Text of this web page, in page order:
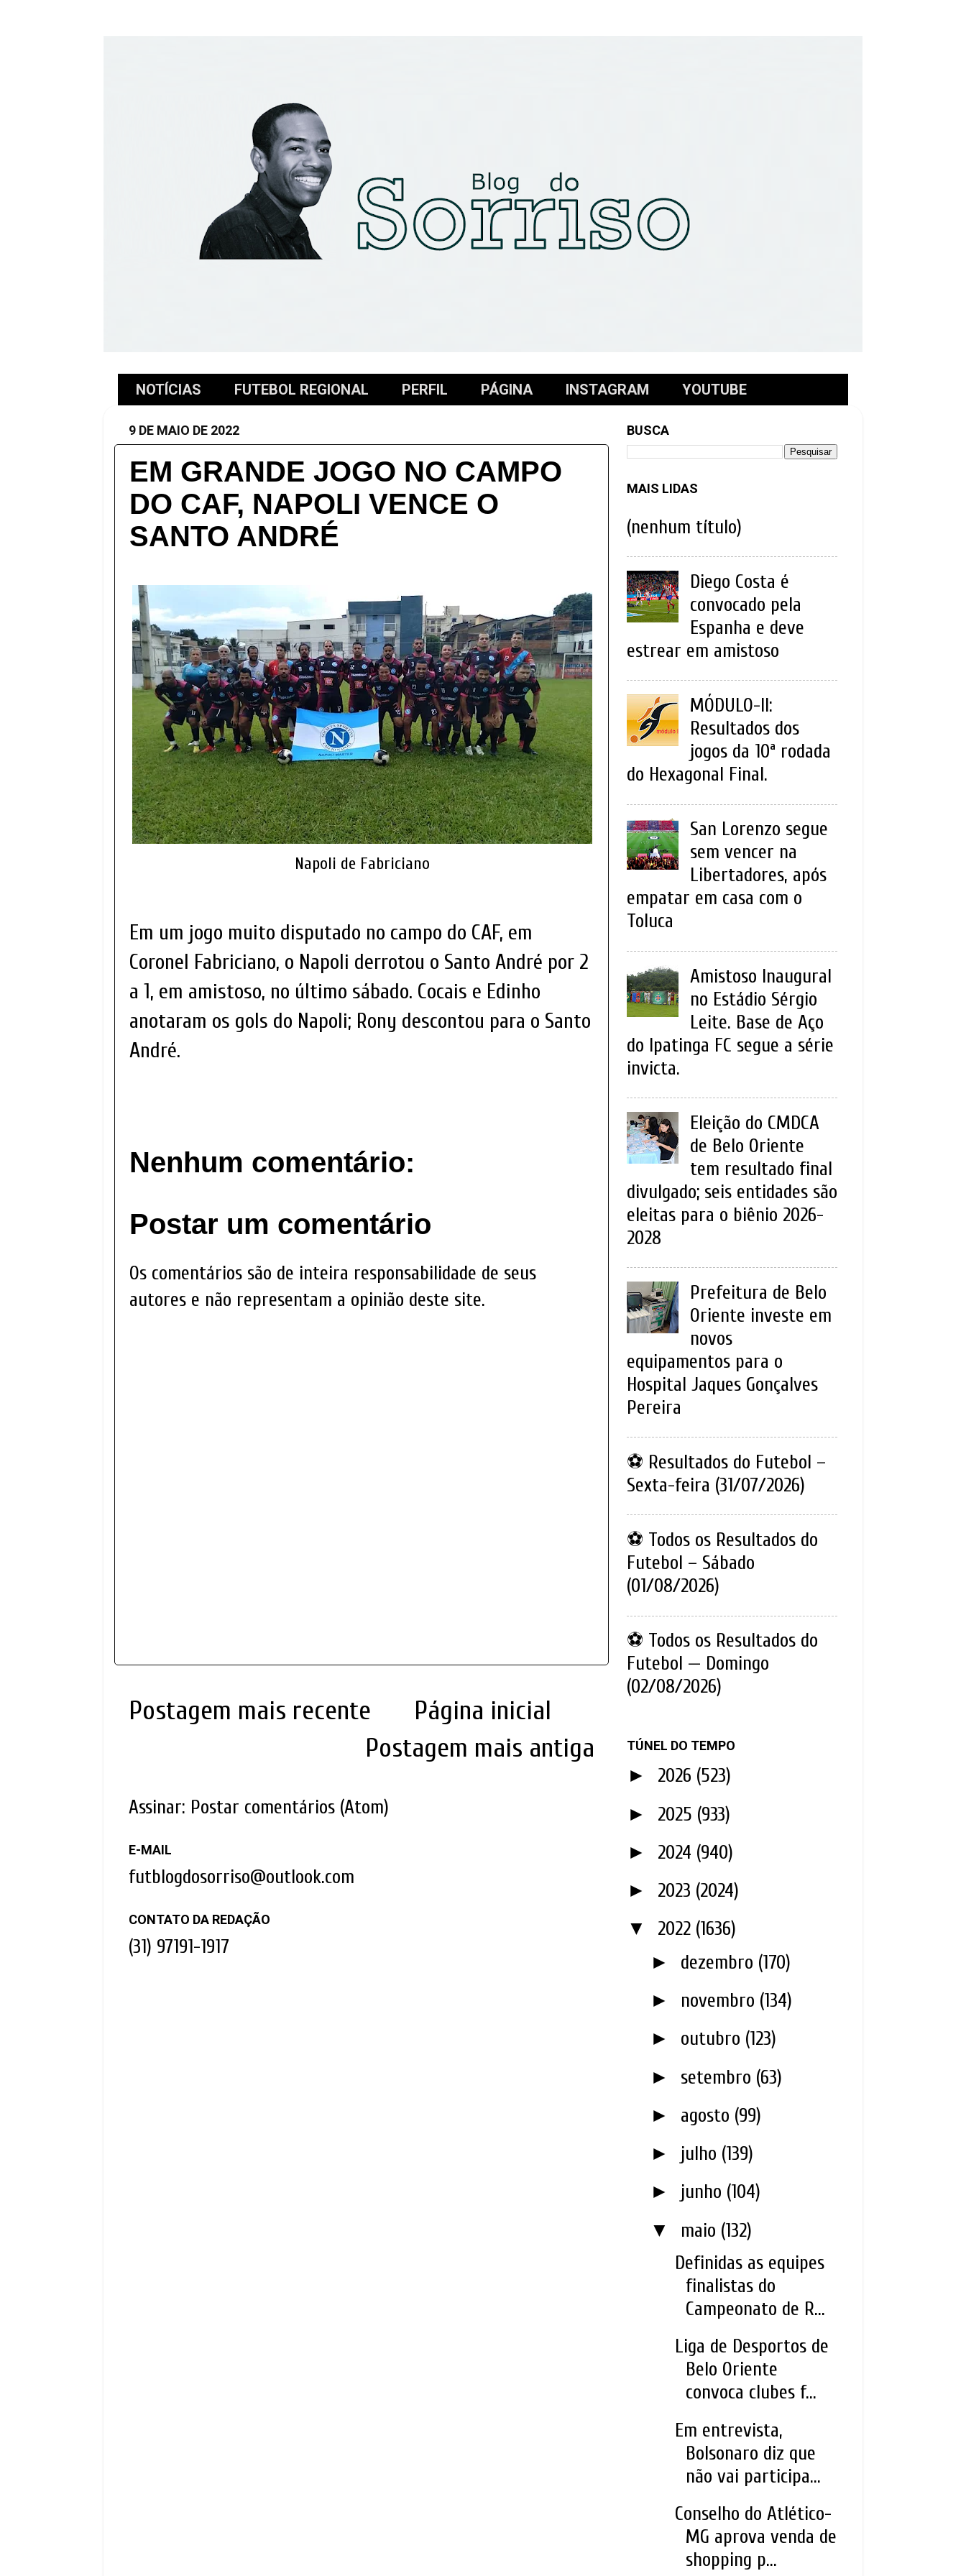
NOTÍCIAS FUTEBOL REGIONAL PERFIL PÁGINA INSTAGRAM YOUTUBE
9 DE MAIO DE 2022
EM GRANDE JOGO NO CAMPO
DO CAF, NAPOLI VENCE O
SANTO ANDRÉ
Napoli de Fabriciano
Em um jogo muito disputado no campo do CAF, em
Coronel Fabriciano, o Napoli derrotou o Santo André por 2
a 1, em amistoso, no último sábado. Cocais e Edinho
anotaram os gols do Napoli; Rony descontou para o Santo
André.
Nenhum comentário:
Postar um comentário
Os comentários são de inteira responsabilidade de seus
autores e não representam a opinião deste site.
Postagem mais recente
Postagem mais antiga
Página inicial
Assinar: Postar comentários (Atom)
E-MAIL
futblogdosorriso@outlook.com
CONTATO DA REDAÇÃO
(31) 97191-1917
BUSCA
MAIS LIDAS
(nenhum título)
Diego Costa é
convocado pela
Espanha e deve
estrear em amistoso
MÓDULO-II:
Resultados dos
jogos da 10ª rodada
do Hexagonal Final.
San Lorenzo segue
sem vencer na
Libertadores, após
empatar em casa com o
Toluca
Amistoso Inaugural
no Estádio Sérgio
Leite. Base de Aço
do Ipatinga FC segue a série
invicta.
Eleição do CMDCA
de Belo Oriente
tem resultado final
divulgado; seis entidades são
eleitas para o biênio 2026-
2028
Prefeitura de Belo
Oriente investe em
novos
equipamentos para o
Hospital Jaques Gonçalves
Pereira
⚽ Resultados do Futebol –
Sexta-feira (31/07/2026)
⚽ Todos os Resultados do
Futebol – Sábado
(01/08/2026)
⚽ Todos os Resultados do
Futebol — Domingo
(02/08/2026)
TÚNEL DO TEMPO
► 2026 (523)
► 2025 (933)
► 2024 (940)
► 2023 (2024)
▼ 2022 (1636)
► dezembro (170)
► novembro (134)
► outubro (123)
► setembro (63)
► agosto (99)
► julho (139)
► junho (104)
▼ maio (132)
Definidas as equipes
finalistas do
Campeonato de R...
Liga de Desportos de
Belo Oriente
convoca clubes f...
Em entrevista,
Bolsonaro diz que
não vai participa...
Conselho do Atlético-
MG aprova venda de
shopping p...